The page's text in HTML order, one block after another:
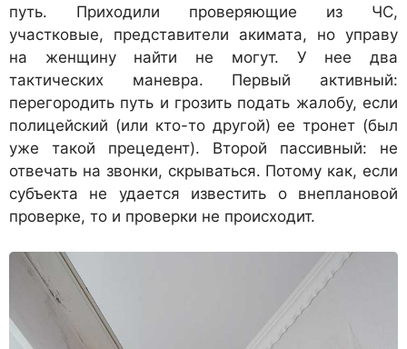
путь. Приходили проверяющие из ЧС,
участковые, представители акимата, но управу
на женщину найти не могут. У нее два
тактических маневра. Первый активный:
перегородить путь и грозить подать жалобу, если
полицейский (или кто-то другой) ее тронет (был
уже такой прецедент). Второй пассивный: не
отвечать на звонки, скрываться. Потому как, если
субъекта не удается известить о внеплановой
проверке, то и проверки не происходит.